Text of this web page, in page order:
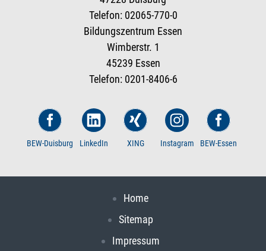
Telefon: 02065-770-0
Bildungszentrum Essen
Wimberstr. 1
45239 Essen
Telefon: 0201-8406-6
BEW-Duisburg LinkedIn XING Instagram BEW-Essen
Home
Sitemap
Impressum